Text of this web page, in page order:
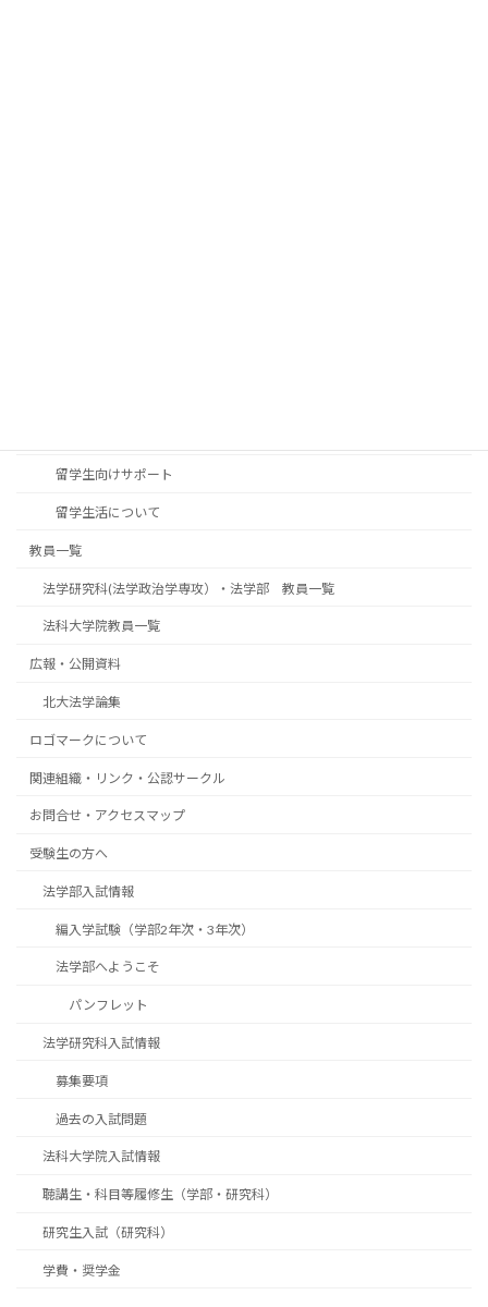
留学生向けサポート
留学生活について
教員一覧
法学研究科(法学政治学専攻）・法学部 教員一覧
法科大学院教員一覧
広報・公開資料
北大法学論集
ロゴマークについて
関連組織・リンク・公認サークル
お問合せ・アクセスマップ
受験生の方へ
法学部入試情報
編入学試験（学部2年次・3年次）
法学部へようこそ
パンフレット
法学研究科入試情報
募集要項
過去の入試問題
法科大学院入試情報
聴講生・科目等履修生（学部・研究科）
研究生入試（研究科）
学費・奨学金